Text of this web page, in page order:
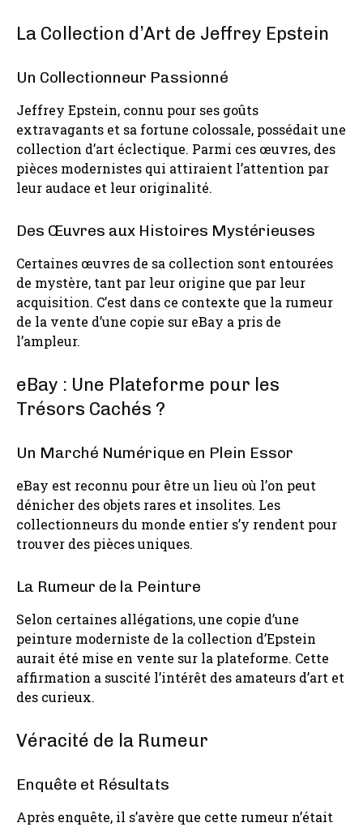
La Collection d’Art de Jeffrey Epstein
Un Collectionneur Passionné
Jeffrey Epstein, connu pour ses goûts
extravagants et sa fortune colossale, possédait une
collection d’art éclectique. Parmi ces œuvres, des
pièces modernistes qui attiraient l’attention par
leur audace et leur originalité.
Des Œuvres aux Histoires Mystérieuses
Certaines œuvres de sa collection sont entourées
de mystère, tant par leur origine que par leur
acquisition. C’est dans ce contexte que la rumeur
de la vente d’une copie sur eBay a pris de
l’ampleur.
eBay : Une Plateforme pour les
Trésors Cachés ?
Un Marché Numérique en Plein Essor
eBay est reconnu pour être un lieu où l’on peut
dénicher des objets rares et insolites. Les
collectionneurs du monde entier s’y rendent pour
trouver des pièces uniques.
La Rumeur de la Peinture
Selon certaines allégations, une copie d’une
peinture moderniste de la collection d’Epstein
aurait été mise en vente sur la plateforme. Cette
affirmation a suscité l’intérêt des amateurs d’art et
des curieux.
Véracité de la Rumeur
Enquête et Résultats
Après enquête, il s’avère que cette rumeur n’était